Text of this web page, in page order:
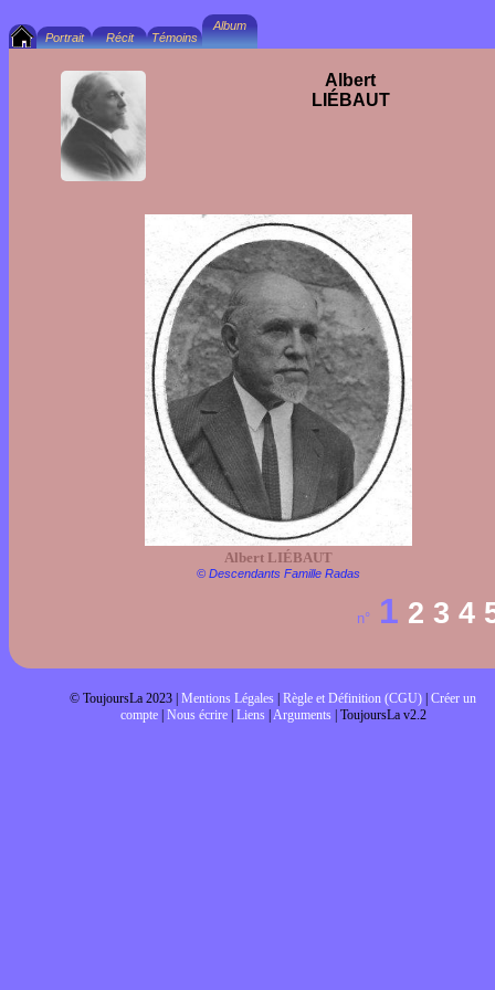
Albert
LIÉBAUT
Albert LIÉBAUT
© Descendants Famille Radas
n° 1 2 3 4
© ToujoursLa 2023 | Mentions Légales Règle et Définition (CGU) Créer un
compte| Nous écrire| Liens| Arguments| ToujoursLa v2.2